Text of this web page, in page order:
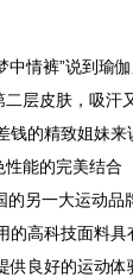
情裤”说到瑜
二层皮肤，吸
钱的精致姐妹来
性能的完美结合
的另一大运动
的高科技面料
良好的运动体